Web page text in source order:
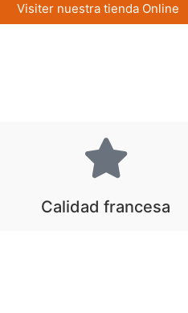
Visiter nuestra tienda Online
Calidad francesa